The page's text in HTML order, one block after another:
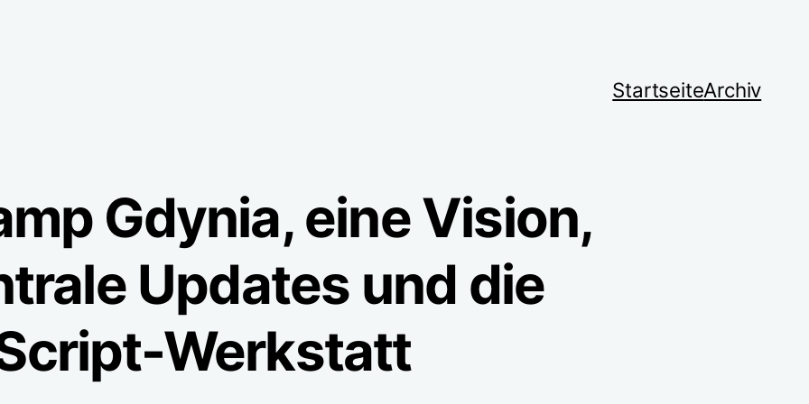
StartseiteArchiv
Gdynia, eine Vision,
Updates und die
Werkstatt